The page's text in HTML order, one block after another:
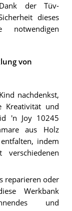
der Tüv-
dieses
von
nachdenkst,
Kreativität und
'n Joy 10245
aus Holz
indem
reparieren oder
Werkbank
und